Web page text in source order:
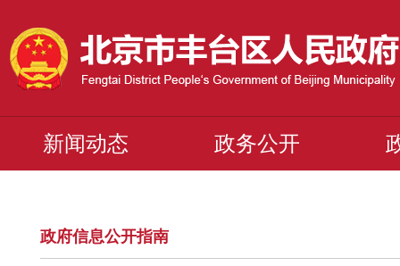
新闻动态 政务公开
政府信息公开指南